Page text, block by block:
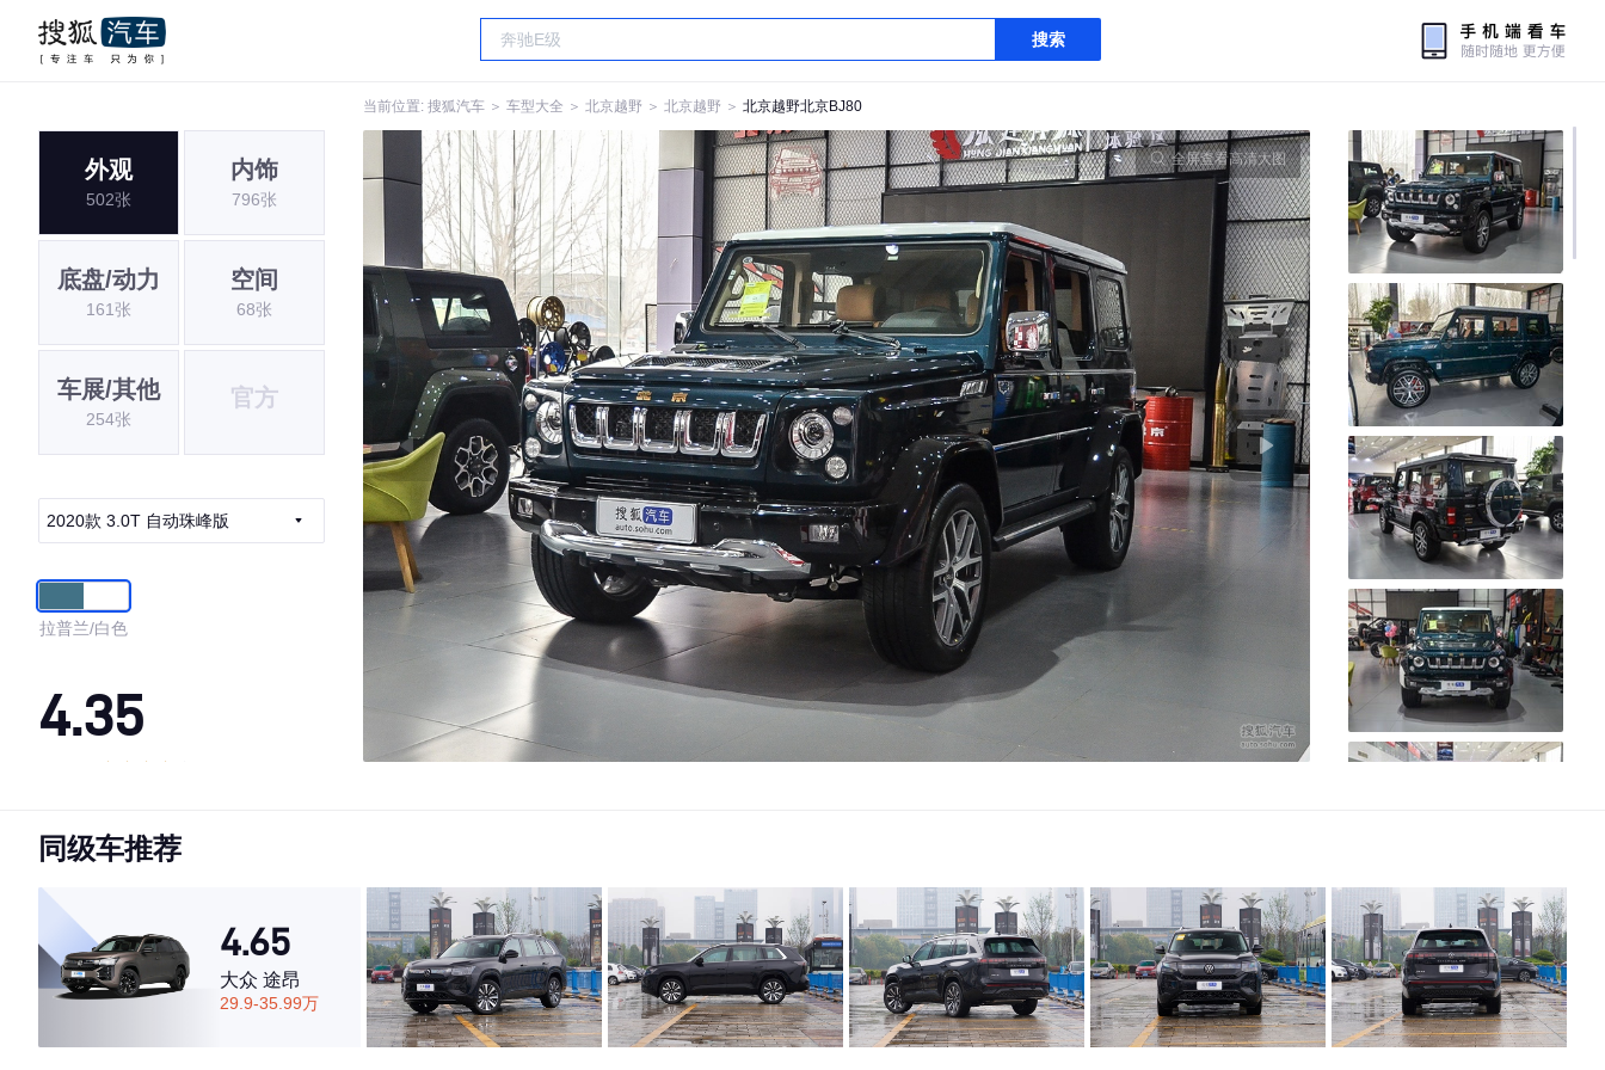
搜索
当前位置: 搜狐汽车 ＞ 车型大全 ＞ 北京越野 ＞ 北京越野 ＞ 北京越野北京BJ80
外观
502张
内饰
796张
底盘/动力
161张
空间
68张
车展/其他
254张
官方
2020款 3.0T 自动珠峰版
拉普兰/白色
4.35
·内饰表现一般，低于81%同级车
·空间表现一般，低于74%同级车
全屏查看高清大图
同级车推荐
4.65
大众 途昂
29.9-35.99万